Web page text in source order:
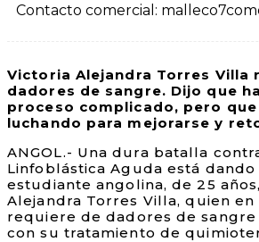
Contacto comercial:
Victoria Alejandra Torres Villa
dadores de sangre. Dijo que
proceso complicado, pero que
luchando para mejorarse y
ANGOL.- Una dura batalla
Linfoblástica Aguda está dando
estudiante angolina, de 25
Alejandra Torres Villa, quien
requiere de dadores de
con su tratamiento de